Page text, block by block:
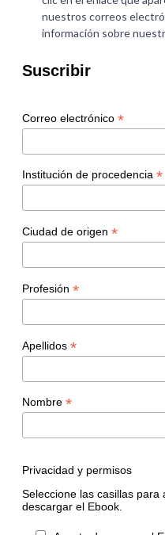
Suscribir
Correo electrónico *
Institución de procedencia *
Ciudad de origen *
Profesión *
Apellidos *
Nombre *
Privacidad y permisos
Seleccione las casillas para
descargar el Ebook.